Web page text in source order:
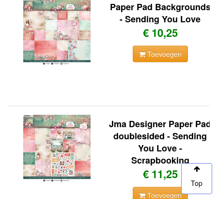
Paper Pad Backgrounds
- Sending You Love
€ 10,25
Toevoegen
Jma Designer Paper Pad
doublesided - Sending
You Love -
Scrapbooking
€ 11,25
Toevoegen
Top